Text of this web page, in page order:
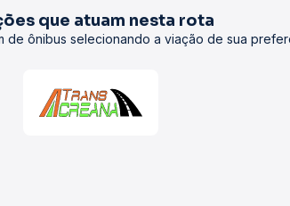
que atuam nesta rota
de ônibus selecionando a viação de sua